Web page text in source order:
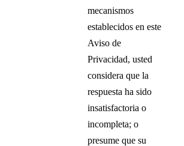
mecanismos
establecidos en este
Aviso de
Privacidad, usted
considera que la
respuesta ha sido
insatisfactoria o
incompleta; o
presume que su